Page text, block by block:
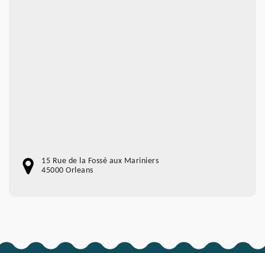
15 Rue de la Fossé aux Mariniers
45000 Orleans